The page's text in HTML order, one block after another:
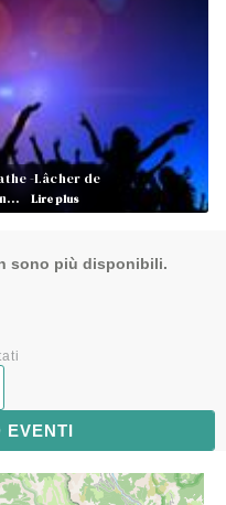
-Lâcher de
Lire plus
sono più disponibili.
EVENTI